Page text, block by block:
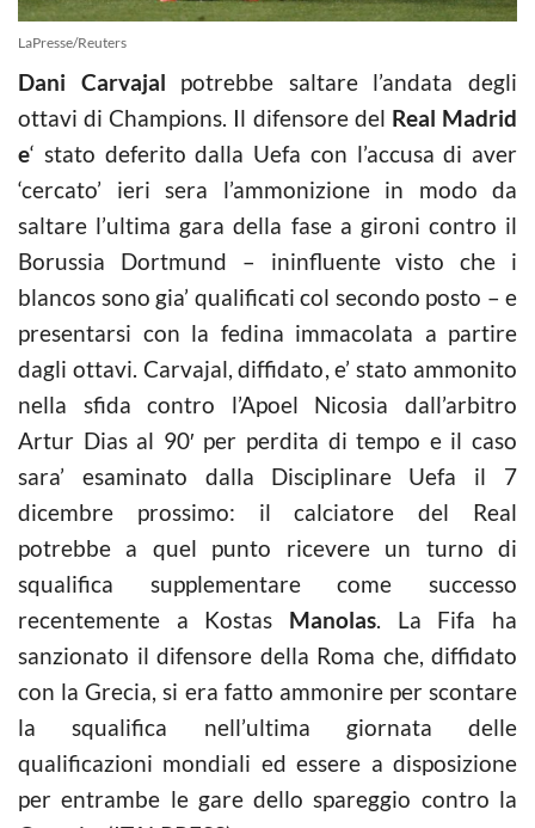
LaPresse/Reuters
Dani Carvajal potrebbe saltare l’andata degli
ottavi di Champions. Il difensore del Real Madrid
e‘ stato deferito dalla Uefa con l’accusa di aver
‘cercato’ ieri sera l’ammonizione in modo da
saltare l’ultima gara della fase a gironi contro il
Borussia Dortmund – ininfluente visto che i
blancos sono gia’ qualificati col secondo posto – e
presentarsi con la fedina immacolata a partire
dagli ottavi. Carvajal, diffidato, e’ stato ammonito
nella sfida contro l’Apoel Nicosia dall’arbitro
Artur Dias al 90′ per perdita di tempo e il caso
sara’ esaminato dalla Disciplinare Uefa il 7
dicembre prossimo: il calciatore del Real
potrebbe a quel punto ricevere un turno di
squalifica supplementare come successo
recentemente a Kostas Manolas. La Fifa ha
sanzionato il difensore della Roma che, diffidato
con la Grecia, si era fatto ammonire per scontare
la squalifica nell’ultima giornata delle
qualificazioni mondiali ed essere a disposizione
per entrambe le gare dello spareggio contro la